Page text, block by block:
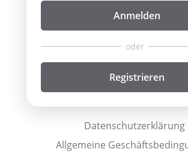
Anmelden
Registrieren
Datenschutzerklärung
Allgemeine